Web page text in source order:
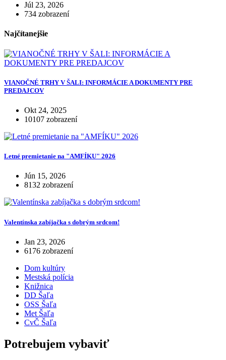
Júl 23, 2026
734 zobrazení
Najčítanejšie
VIANOČNÉ TRHY V ŠALI: INFORMÁCIE A DOKUMENTY PRE
PREDAJCOV
Okt 24, 2025
10107 zobrazení
Letné premietanie na "AMFÍKU" 2026
Jún 15, 2026
8132 zobrazení
Valentínska zabíjačka s dobrým srdcom!
Jan 23, 2026
6176 zobrazení
Dom kultúry
Mestská polícia
Knižnica
DD Šaľa
OSS Šaľa
Met Šaľa
CvČ Šaľa
Potrebujem vybaviť